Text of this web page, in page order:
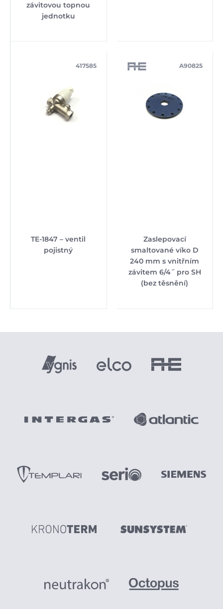
závitovou topnou
jednotku
TE-1847 – ventil
pojistný
417585
Zaslepovací
smaltované víko D
240 mm s vnitřním
závitem 6/4˝ pro SH
(bez těsnění)
A90825